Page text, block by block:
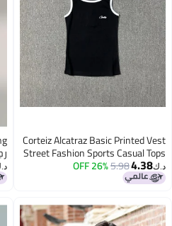
Corteiz Alcatraz Basic Printed Vest
Street Fashion Sports Casual Tops
For Men And Women
د.ك‏4.38
5.98
26% OFF